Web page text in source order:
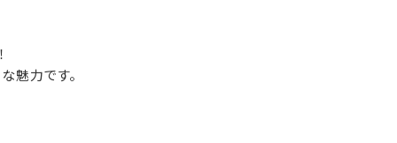
魅力です。